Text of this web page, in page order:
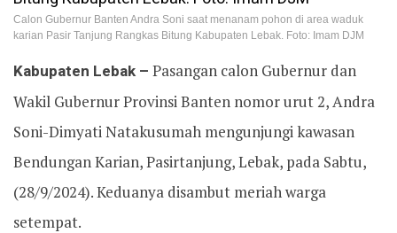
Calon Gubernur Banten Andra Soni saat menanam pohon di area waduk
karian Pasir Tanjung Rangkas Bitung Kabupaten Lebak. Foto: Imam DJM
Kabupaten Lebak – Pasangan calon Gubernur dan
Wakil Gubernur Provinsi Banten nomor urut 2, Andra
Soni-Dimyati Natakusumah mengunjungi kawasan
Bendungan Karian, Pasirtanjung, Lebak, pada Sabtu,
(28/9/2024). Keduanya disambut meriah warga
setempat.